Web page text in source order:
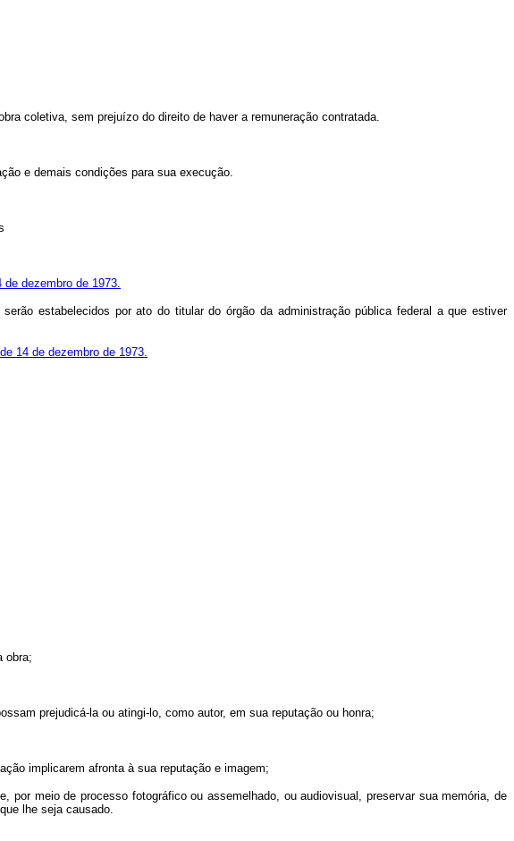
coletiva, sem prejuízo do direito de haver a remuneração contratada.
e demais condições para sua execução.
de dezembro de 1973.
estabelecidos por ato do titular do órgão da administração pública federal a que estiver
14 de dezembro de 1973.
obra;
prejudicá-la ou atingi-lo, como autor, em sua reputação ou honra;
implicarem afronta à sua reputação e imagem;
meio de processo fotográfico ou assemelhado, ou audiovisual, preservar sua memória, de
lhe seja causado.